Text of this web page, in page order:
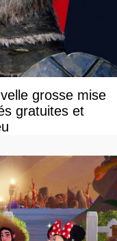
grosse mise
gratuites et